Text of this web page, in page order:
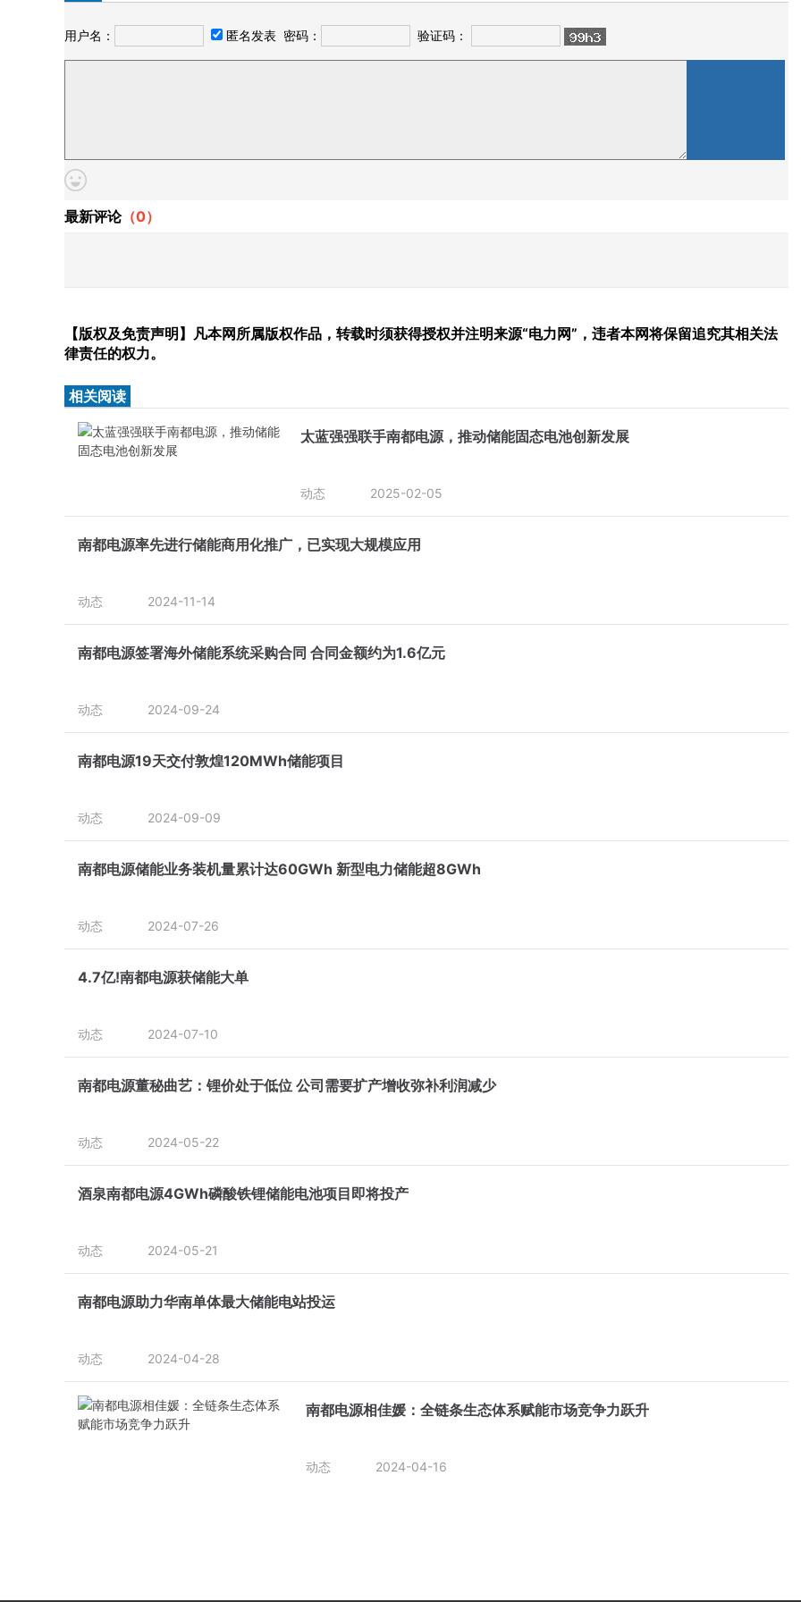
用户名： 匿名发表 密码： 验证码：
最新评论（0）
【版权及免责声明】凡本网所属版权作品，转载时须获得授权并注明来源“电力网”，违者本网将保留追究其相关法
律责任的权力。
相关阅读
太蓝强强联手南都电源，推动储能固态电池创新发展
动态 2025-02-05
南都电源率先进行储能商用化推广，已实现大规模应用
动态 2024-11-14
南都电源签署海外储能系统采购合同 合同金额约为1.6亿元
动态 2024-09-24
南都电源19天交付敦煌120MWh储能项目
动态 2024-09-09
南都电源储能业务装机量累计达60GWh 新型电力储能超8GWh
动态 2024-07-26
4.7亿!南都电源获储能大单
动态 2024-07-10
南都电源董秘曲艺：锂价处于低位 公司需要扩产增收弥补利润减少
动态 2024-05-22
酒泉南都电源4GWh磷酸铁锂储能电池项目即将投产
动态 2024-05-21
南都电源助力华南单体最大储能电站投运
动态 2024-04-28
南都电源相佳媛：全链条生态体系赋能市场竞争力跃升
动态 2024-04-16